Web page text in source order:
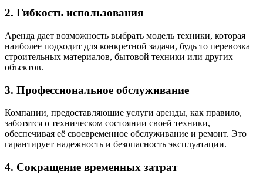
2. Гибкость использования
Аренда дает возможность выбрать модель техники, которая
наиболее подходит для конкретной задачи, будь то перевозка
строительных материалов, бытовой техники или других
объектов.
3. Профессиональное обслуживание
Компании, предоставляющие услуги аренды, как правило,
заботятся о техническом состоянии своей техники,
обеспечивая её своевременное обслуживание и ремонт. Это
гарантирует надежность и безопасность эксплуатации.
4. Сокращение временных затрат